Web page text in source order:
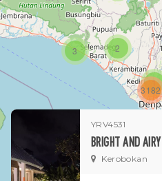
1
3 2
3182
YRV4531
Kerobokan